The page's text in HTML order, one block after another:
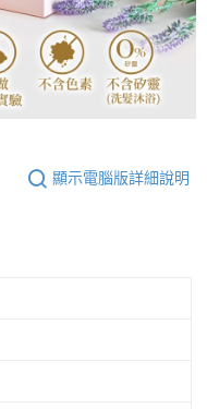
顯示電腦版詳細說明